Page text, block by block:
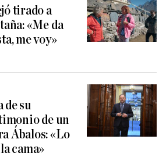
tirado a
«Me da
me voy»
de su
de un
Ábalos: «Lo
cama»